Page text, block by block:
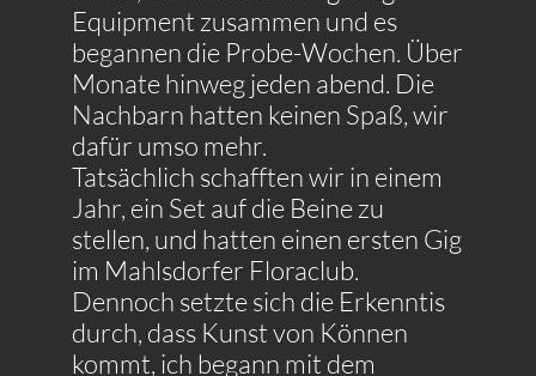
Equipment zusammen und es
begannen die Probe-Wochen. Über
Monate hinweg jeden abend. Die
Nachbarn hatten keinen Spaß, wir
dafür umso mehr.
Tatsächlich schafften wir in einem
Jahr, ein Set auf die Beine zu
stellen, und hatten einen ersten Gig
im Mahlsdorfer Floraclub.
Dennoch setzte sich die Erkenntis
durch, dass Kunst von Können
kommt, ich begann mit dem